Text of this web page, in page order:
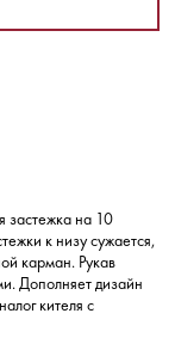
застежка на 10
к низу сужается,
карман. Рукав
Дополняет дизайн
кителя с